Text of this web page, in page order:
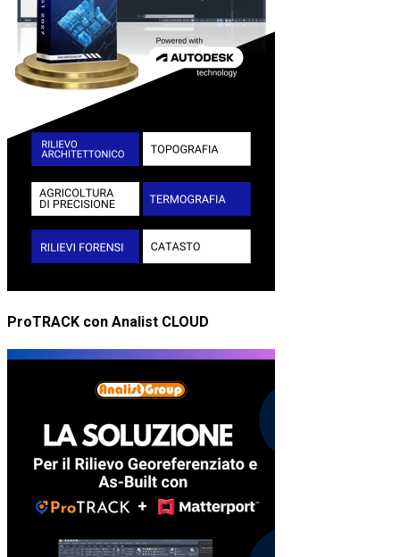
ProTRACK con Analist CLOUD